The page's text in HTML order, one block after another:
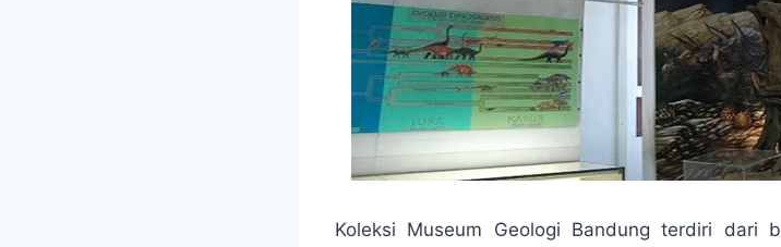
Koleksi Museum Geologi Bandung terdiri dari